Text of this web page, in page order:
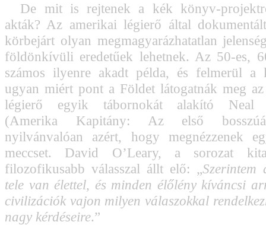
De mit is rejtenek a kék könyv-
akták? Az amerikai légierő által
körbejárt olyan megmagyarázhatatlan
földönkívüli eredetűek lehetnek. Az 50-es,
számos ilyenre akadt példa, és felmerül a
ugyan miért pont a Földet látogatnák meg
légierő egyik tábornokát alakító Neal
(Amerika Kapitány: Az első
nyilvánvalóan azért, hogy megnézzenek
meccset. David O’Leary, a sorozat
filozofikusabb válasszal állt elő: „Szerintem
tele van élettel, és minden élőlény kíváncsi
civilizációk vajon milyen válaszokkal
nagy kérdéseire.”